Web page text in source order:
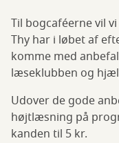
Til bogcaféerne vil
Thy har i løbet af
komme med
læseklubben og
Udover de gode
højtlæsning på
kanden til 5 kr.